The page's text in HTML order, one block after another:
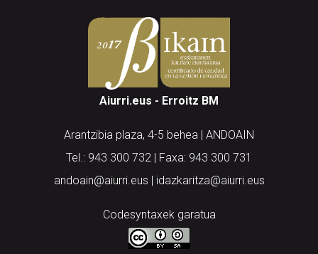
Aiurri.eus - Erroitz BM
Arantzibia plaza, 4-5 behea | ANDOAIN
Tel.: 943 300 732 | Faxa: 943 300 731
andoain@aiurri.eus | idazkaritza@aiurri.eus
Codesyntaxek garatua